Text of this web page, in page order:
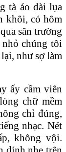
tà áo dài lụa
khôi, có hôm
sân trường
chúng tôi
như sợ làm
ấy cầm viên
chữ mềm
chỉ đúng,
nhạc. Nét
không vội.